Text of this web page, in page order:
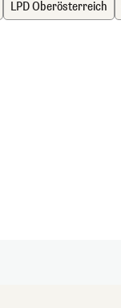
LPD Oberösterreich